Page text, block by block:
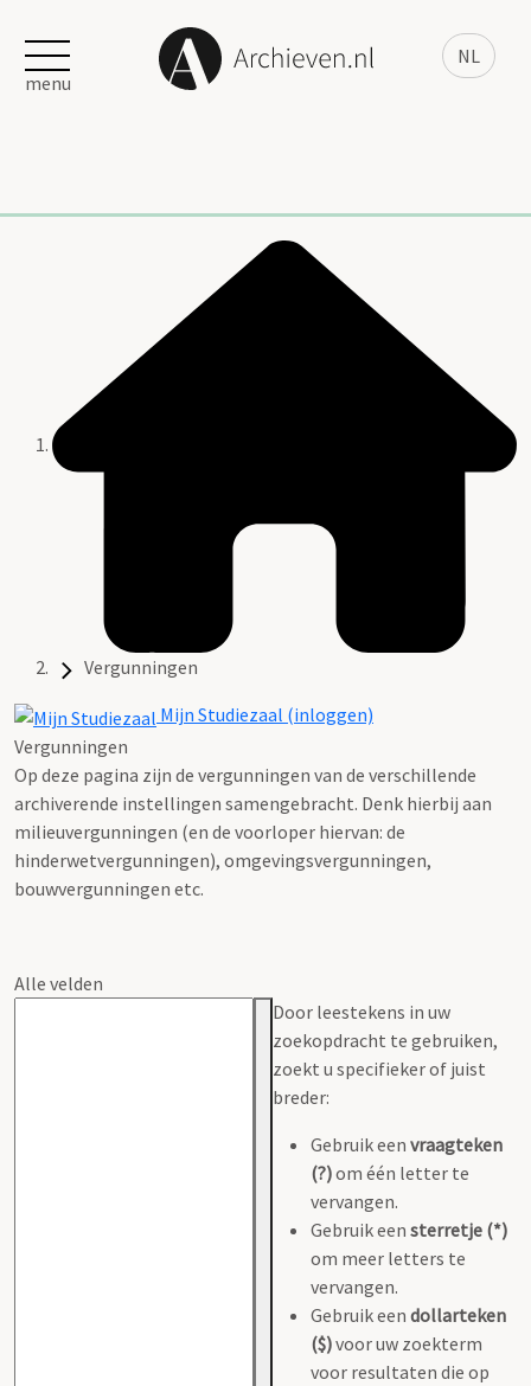
NL
menu
Vergunningen
Mijn Studiezaal (inloggen)
Vergunningen
Op deze pagina zijn de vergunningen van de verschillende
archiverende instellingen samengebracht. Denk hierbij aan
milieuvergunningen (en de voorloper hiervan: de
hinderwetvergunningen), omgevingsvergunningen,
bouwvergunningen etc.
Alle velden
Door leestekens in uw
zoekopdracht te gebruiken,
zoekt u specifieker of juist
breder:
Gebruik een vraagteken
(?)om één letter te
vervangen.
Gebruik een sterretje (*)
om meer letters te
vervangen.
Gebruik een dollarteken
($)voor uw zoekterm
voor resultaten die op